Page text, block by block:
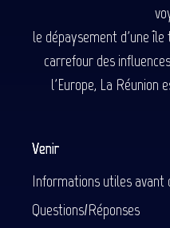
le dépaysement d'une
carrefour des
l'Europe, La Réunion
Venir
Informations utiles avant
Questions/Réponses